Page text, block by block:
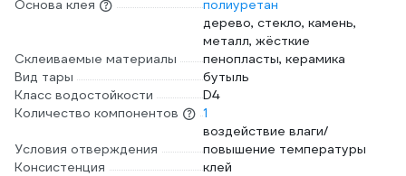
Основа клея полиуретан
Склеиваемые материалы
дерево, стекло, камень,
металл, жёсткие
пенопласты, керамика
Вид тары
бутыль
Класс водостойкости
D4
Количество компонентов
1
Условия отверждения
воздействие влаги/
повышение температуры
Консистенция
клей